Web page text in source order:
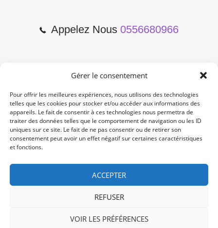
Gérer le consentement
Pour offrir les meilleures expériences, nous utilisons des technologies
telles que les cookies pour stocker et/ou accéder aux informations des
appareils. Le fait de consentir à ces technologies nous permettra de
traiter des données telles que le comportement de navigation ou les ID
uniques sur ce site. Le fait de ne pas consentir ou de retirer son
consentement peut avoir un effet négatif sur certaines caractéristiques
et fonctions.
ACCEPTER
REFUSER
VOIR LES PRÉFÉRENCES
Appelez Nous 0556680966
2 Cours de l'Yser 33800
Bordeaux
Lun-Samedi: 10:00 -19:00
Non Stop
/ /